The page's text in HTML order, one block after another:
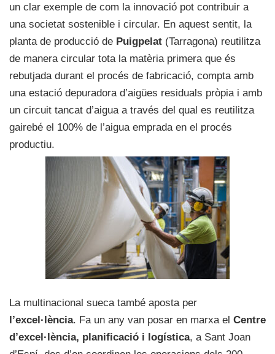
un clar exemple de com la innovació pot contribuir a
una societat sostenible i circular. En aquest sentit, la
planta de producció de Puigpelat (Tarragona) reutilitza
de manera circular tota la matèria primera que és
rebutjada durant el procés de fabricació, compta amb
una estació depuradora d’aigües residuals pròpia i amb
un circuit tancat d’aigua a través del qual es reutilitza
gairebé el 100% de l’aigua emprada en el procés
productiu.
La multinacional sueca també aposta per
l’excel·lència. Fa un any van posar en marxa el Centre
d’excel·lència, planificació i logística, a Sant Joan